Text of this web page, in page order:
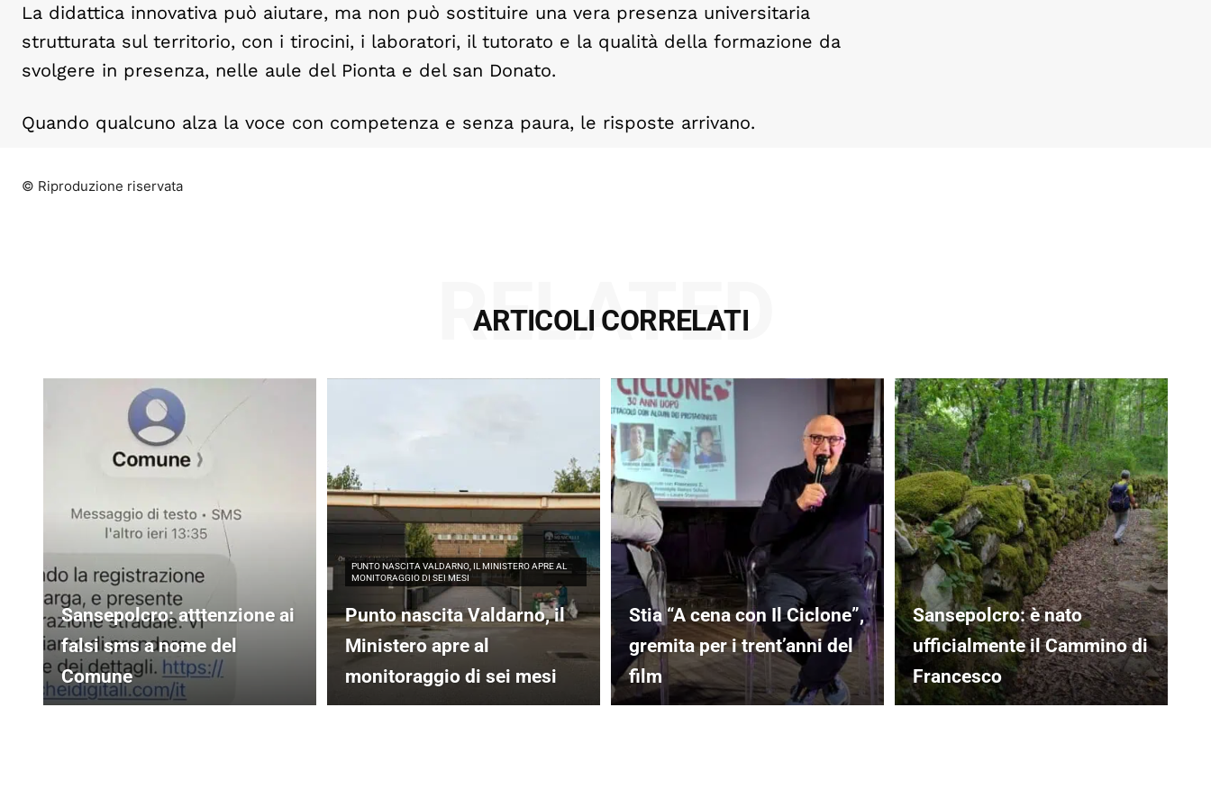
La didattica innovativa può aiutare, ma non può sostituire una vera presenza universitaria
strutturata sul territorio, con i tirocini, i laboratori, il tutorato e la qualità della formazione da
svolgere in presenza, nelle aule del Pionta e del san Donato.
Quando qualcuno alza la voce con competenza e senza paura, le risposte arrivano.
© Riproduzione riservata
ARTICOLI CORRELATI
RELATED
Sansepolcro: atttenzione ai
falsi sms a nome del
Comune
PUNTO NASCITA VALDARNO, IL MINISTERO APRE AL
MONITORAGGIO DI SEI MESI
Punto nascita Valdarno, il
Ministero apre al
monitoraggio di sei mesi
Stia “A cena con Il Ciclone”,
gremita per i trent’anni del
film
Sansepolcro: è nato
ufficialmente il Cammino di
Francesco